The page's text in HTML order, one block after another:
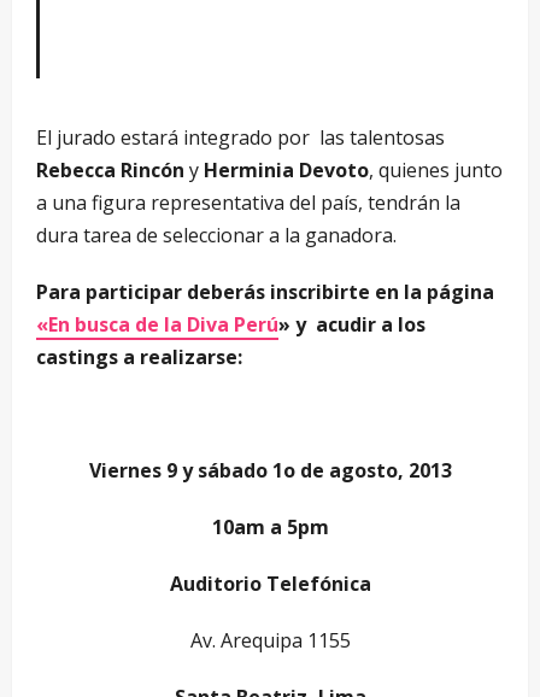
El jurado estará integrado por las talentosas
Rebecca Rincón y Herminia Devoto, quienes junto
a una figura representativa del país, tendrán la
dura tarea de seleccionar a la ganadora.
Para participar deberás inscribirte en la página
«En busca de la Diva Perú» y acudir a los
castings a realizarse:
Viernes 9 y sábado 1o de agosto, 2013
10am a 5pm
Auditorio Telefónica
Av. Arequipa 1155